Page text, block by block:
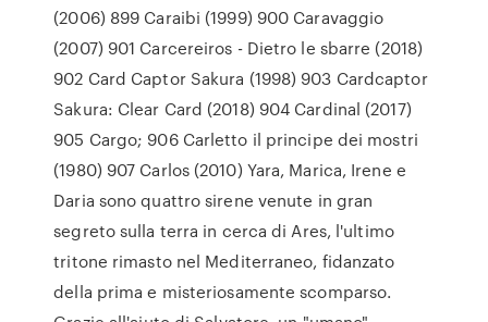
(2006) 899 Caraibi (1999) 900 Caravaggio
(2007) 901 Carcereiros - Dietro le sbarre (2018)
902 Card Captor Sakura (1998) 903 Cardcaptor
Sakura: Clear Card (2018) 904 Cardinal (2017)
905 Cargo; 906 Carletto il principe dei mostri
(1980) 907 Carlos (2010) Yara, Marica, Irene e
Daria sono quattro sirene venute in gran
segreto sulla terra in cerca di Ares, l'ultimo
tritone rimasto nel Mediterraneo, fidanzato
della prima e misteriosamente scomparso.